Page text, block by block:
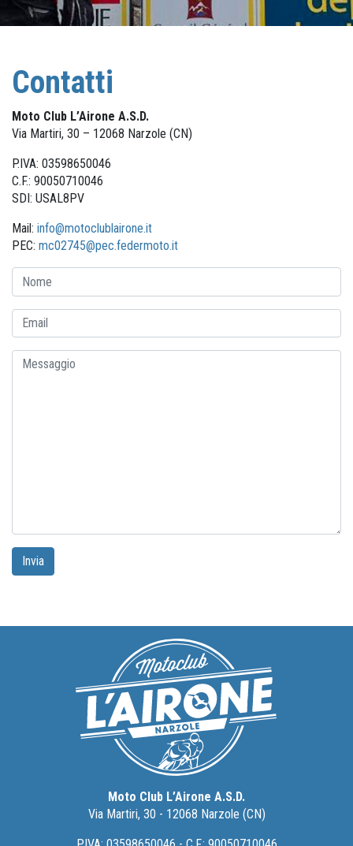
Contatti
Moto Club L’Airone A.S.D.
Via Martiri, 30 – 12068 Narzole (CN)
P.IVA: 03598650046
C.F.: 90050710046
SDI: USAL8PV
Mail: info@motoclublairone.it
PEC: mc02745@pec.federmoto.it
Moto Club L’Airone A.S.D.
Via Martiri, 30 - 12068 Narzole (CN)